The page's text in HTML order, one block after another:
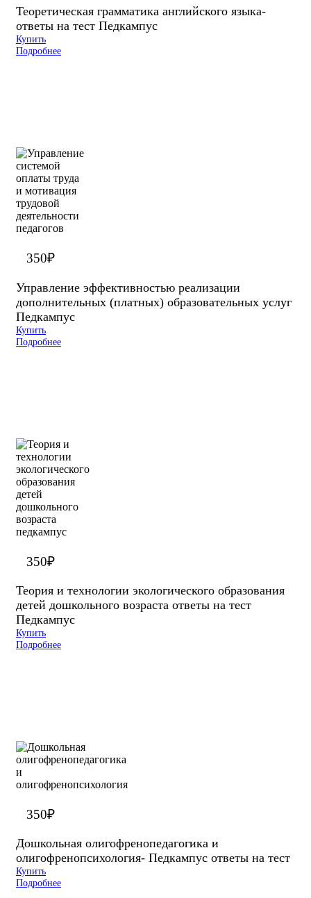
Теоретическая грамматика английского языка-
ответы на тест Педкампус
Купить
Подробнее
350₽
Управление эффективностью реализации
дополнительных (платных) образовательных услуг
Педкампус
Купить
Подробнее
350₽
Теория и технологии экологического образования
детей дошкольного возраста ответы на тест
Педкампус
Купить
Подробнее
350₽
Дошкольная олигофренопедагогика и
олигофренопсихология- Педкампус ответы на тест
Купить
Подробнее